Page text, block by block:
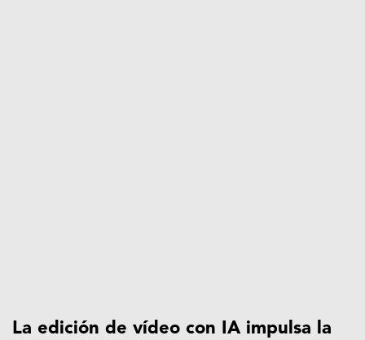
La edición de vídeo con IA impulsa la